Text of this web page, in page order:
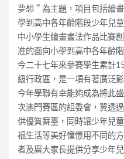
夢想＂為主題，項目包括繪
學到高中各年齡階段少年兒
中小學生繪畫書法作品比賽
准的面向小學到高中各年齡
今二十七年來參賽學生累計
級行政區，是一項有著廣泛
今年學聯有幸能夠成為將此
次澳門賽區的組委會，冀透
供優質舞臺，同時讓少年兒
福生活等美好憧憬用不同的
者及廣大家長提供分享少年